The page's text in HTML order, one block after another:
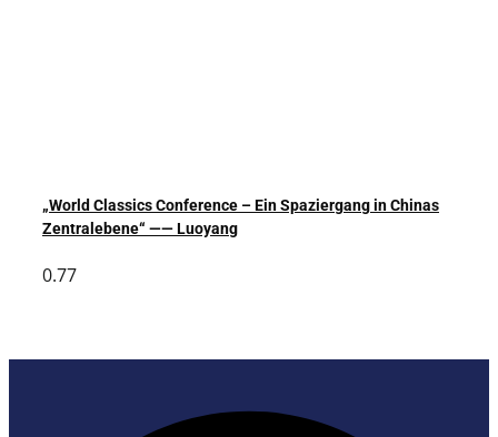
„World Classics Conference – Ein Spaziergang in Chinas
Zentralebene“ —— Luoyang